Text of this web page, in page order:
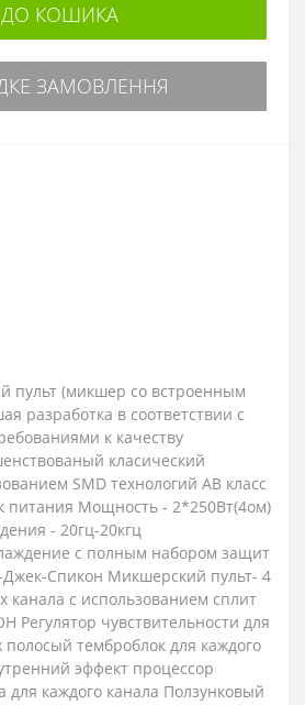
ДО КОШИКА
ЗАМОВЛЕННЯ
пульт (микшер со встроенным
разработка в соответствии с
к качеству
класический
SMD технологий АВ класс
питания Мощность - 2*250Вт(4ом)
- 20гц-20кгц
с полным набором защит
Спикон Микшерский пульт- 4
канала с использованием сплит
чувствительности для
полосый темброблок для каждого
эффект процессор
для каждого канала Ползунковый